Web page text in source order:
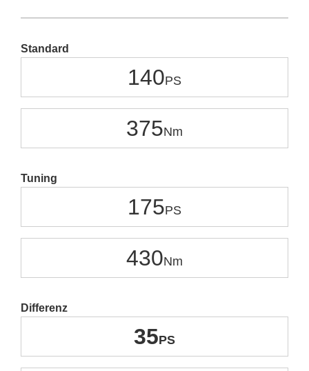
Standard
140
375
Tuning
175
430
Differenz
35